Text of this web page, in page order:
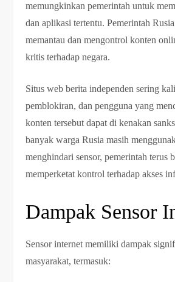
memungkinkan pemerintah untuk
dan aplikasi tertentu. Pemerintah
memantau dan mengontrol konten
kritis terhadap negara.
Situs web berita independen sering
pemblokiran, dan pengguna yang
konten tersebut dapat di kenakan
banyak warga Rusia masih
menghindari sensor, pemerintah terus
memperketat kontrol terhadap akses
Dampak Sensor
Sensor internet memiliki dampak
masyarakat, termasuk: